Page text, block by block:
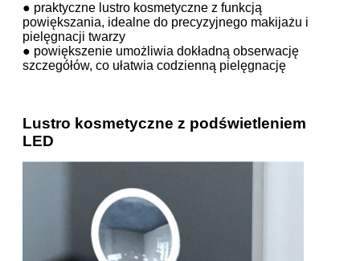
● praktyczne lustro kosmetyczne z funkcją
powiększania, idealne do precyzyjnego makijażu i
pielęgnacji twarzy
● powiększenie umożliwia dokładną obserwację
szczegółów, co ułatwia codzienną pielęgnację
Lustro kosmetyczne z podświetleniem
LED